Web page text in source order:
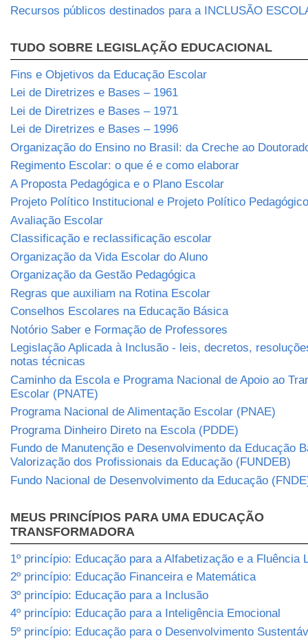
Recursos públicos destinados para a INCLUSÃO
TUDO SOBRE LEGISLAÇÃO EDUCACIONAL
Fins e Objetivos da Educação Escolar
Lei de Diretrizes e Bases – 1961
Lei de Diretrizes e Bases – 1971
Lei de Diretrizes e Bases – 1996
Organização do Ensino no Brasil: da Creche ao
Regimento Escolar: o que é e como elaborar
A Proposta Pedagógica e o Plano Escolar
Projeto Político Institucional e Projeto Político Pedagógico
Avaliação Escolar
Classificação e reclassificação escolar
Organização da Vida Escolar do Aluno
Organização da Gestão Pedagógica
Regras que auxiliam na Rotina Escolar
Conselhos Escolares na Educação Básica
Notório Saber e Formação de Professores
Legislação Aplicada à Inclusão - leis, decretos,
notas técnicas
Caminho da Escola e Programa Nacional de Apoio ao
Escolar (PNATE)
Programa Nacional de Alimentação Escolar (PNAE)
Programa Dinheiro Direto na Escola (PDDE)
Fundo de Manutenção e Desenvolvimento da Educação
Valorização dos Profissionais da Educação (FUNDEB)
Fundo Nacional de Desenvolvimento da Educação
MEUS PRINCÍPIOS PARA UMA EDUCAÇÃO
TRANSFORMADORA
1º princípio: Educação para a Alfabetização e a Fluência
2º princípio: Educação Financeira e Matemática
3º princípio: Educação para a Inclusão
4º princípio: Educação para a Inteligência Emocional
5º princípio: Educação para o Desenvolvimento